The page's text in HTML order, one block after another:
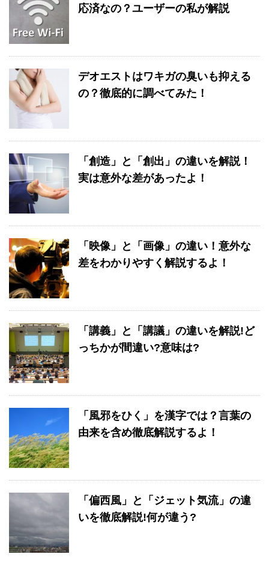
応済なの？ユーザーの私が解説
デオエストはワキガの臭いも抑える
の？徹底的に調べてみた！
「創造」と「創出」の違いを解説！
実は意外な差があったよ！
「映像」と「画像」の違い！意外な
差をわかりやすく解説するよ！
「講義」と「講議」の違いを解説!ど
っちかが間違い?意味は?
「風邪をひく」を漢字では？言葉の
由来を含め徹底解説するよ！
「偏西風」と「ジェット気流」の違
いを徹底解説!何が違う?